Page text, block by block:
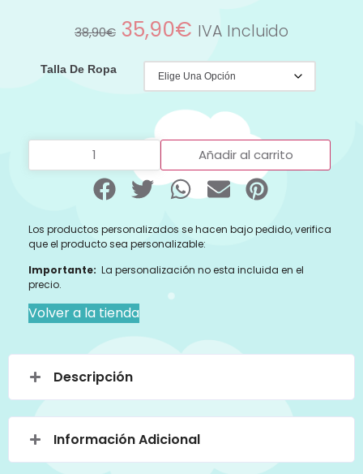
38,90€ 35,90€ IVA Incluido
Talla De Ropa
Añadir al carrito
Los productos personalizados se hacen bajo pedido, verifica
que el producto sea personalizable:
Importante: La personalización no esta incluida en el
precio.
Volver a la tienda
Descripción
Información Adicional